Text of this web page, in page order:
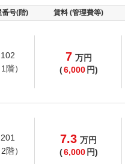
番号(階) 賃料 (管理費等)
102
1階）
7 万円
(6,000 円)
201
2階）
7.3 万円
(6,000 円)